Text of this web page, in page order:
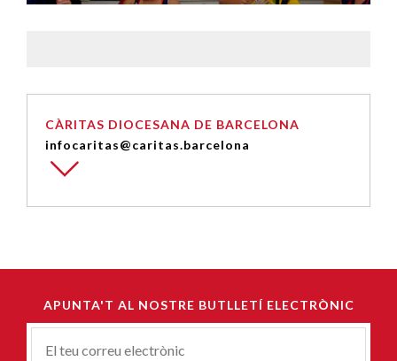
CÀRITAS DIOCESANA DE BARCELONA
infocaritas@caritas.barcelona
APUNTA'T AL NOSTRE BUTLLETÍ ELECTRÒNIC
Correu-